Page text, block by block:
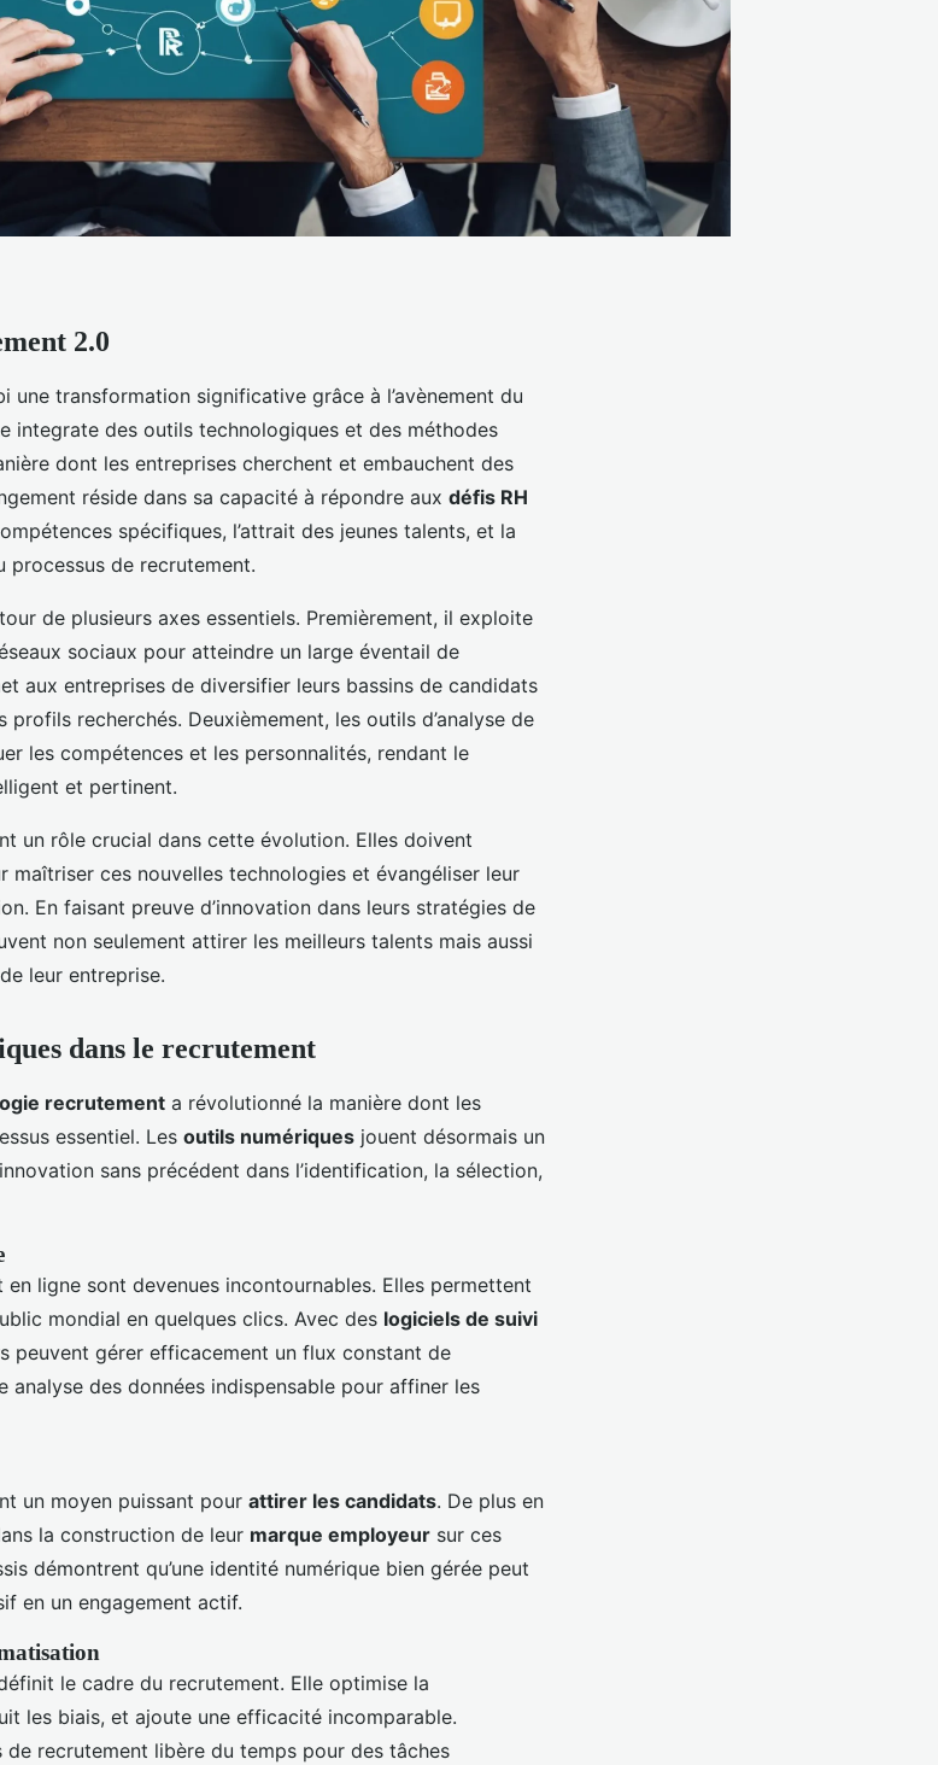
2.0
une transformation significative grâce à l’avènement du
integrate des outils technologiques et des méthodes
dont les entreprises cherchent et embauchent des
réside dans sa capacité à répondre aux défis RH
spécifiques, l’attrait des jeunes talents, et la
processus de recrutement.
de plusieurs axes essentiels. Premièrement, il exploite
sociaux pour atteindre un large éventail de
aux entreprises de diversifier leurs bassins de candidats
recherchés. Deuxièmement, les outils d’analyse de
les compétences et les personnalités, rendant le
et pertinent.
un rôle crucial dans cette évolution. Elles doivent
maîtriser ces nouvelles technologies et évangéliser leur
En faisant preuve d’innovation dans leurs stratégies de
non seulement attirer les meilleurs talents mais aussi
leur entreprise.
dans le recrutement
recrutement a révolutionné la manière dont les
essentiel. Les outils numériques jouent désormais un
sans précédent dans l’identification, la sélection,
ligne sont devenues incontournables. Elles permettent
mondial en quelques clics. Avec des logiciels de suivi
peuvent gérer efficacement un flux constant de
des données indispensable pour affiner les
un moyen puissant pour attirer les candidats. De plus en
la construction de leur marque employeur sur ces
démontrent qu’une identité numérique bien gérée peut
en un engagement actif.
le cadre du recrutement. Elle optimise la
les biais, et ajoute une efficacité incomparable.
de recrutement libère du temps pour des tâches